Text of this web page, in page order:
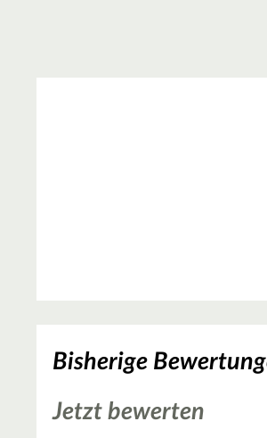
Bisherige
Jetzt bewerten